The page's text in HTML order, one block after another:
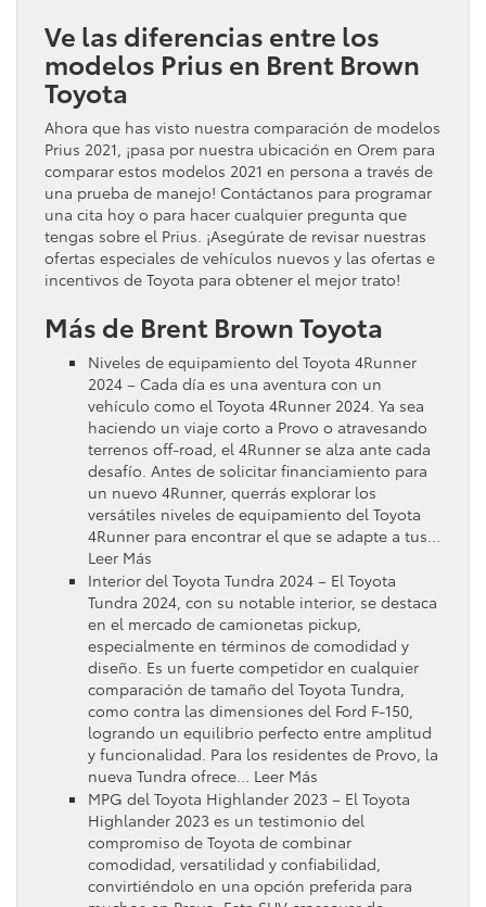
Ve las diferencias entre los
modelos Prius en Brent Brown
Toyota
Ahora que has visto nuestra comparación de modelos
Prius 2021, ¡pasa por nuestra ubicación en Orem para
comparar estos modelos 2021 en persona a través de
una prueba de manejo! Contáctanos para programar
una cita hoy o para hacer cualquier pregunta que
tengas sobre el Prius. ¡Asegúrate de revisar nuestras
ofertas especiales de vehículos nuevos y las ofertas e
incentivos de Toyota para obtener el mejor trato!
Más de Brent Brown Toyota
Niveles de equipamiento del Toyota 4Runner
2024 – Cada día es una aventura con un
vehículo como el Toyota 4Runner 2024. Ya sea
haciendo un viaje corto a Provo o atravesando
terrenos off-road, el 4Runner se alza ante cada
desafío. Antes de solicitar financiamiento para
un nuevo 4Runner, querrás explorar los
versátiles niveles de equipamiento del Toyota
4Runner para encontrar el que se adapte a tus…
Leer Más
Interior del Toyota Tundra 2024 – El Toyota
Tundra 2024, con su notable interior, se destaca
en el mercado de camionetas pickup,
especialmente en términos de comodidad y
diseño. Es un fuerte competidor en cualquier
comparación de tamaño del Toyota Tundra,
como contra las dimensiones del Ford F-150,
logrando un equilibrio perfecto entre amplitud
y funcionalidad. Para los residentes de Provo, la
nueva Tundra ofrece… Leer Más
MPG del Toyota Highlander 2023 – El Toyota
Highlander 2023 es un testimonio del
compromiso de Toyota de combinar
comodidad, versatilidad y confiabilidad,
convirtiéndolo en una opción preferida para